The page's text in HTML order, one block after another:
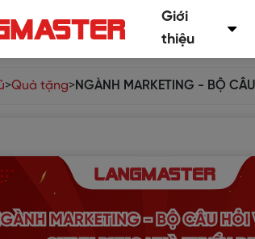
Giới
thiệu
>Quà tặng>NGÀNH MARKETING - BỘ